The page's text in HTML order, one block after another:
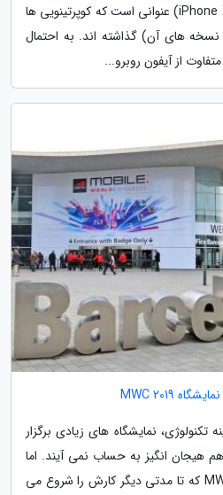
احتمال زیاد، آیفون 10 اس (iPhone XS) عنوانی است که کوپرتینویی ها
های آن) گذاشته اند. به احتمال
تکنولوژی، نمایشگاه های زیادی برگزار
هیجان انگیز به حساب نمی آیند. اما
در این میان، نمایشگاه MWC 2019 که تا مدتی دیگر کارش را شروع می